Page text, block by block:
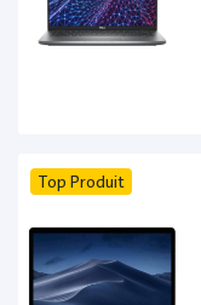
Top Produit